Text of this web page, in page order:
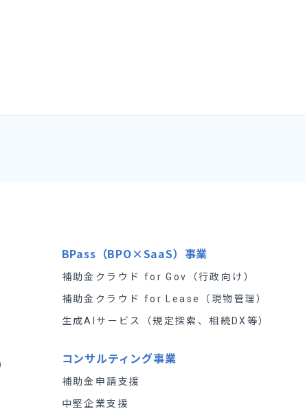
BPass（BPO×SaaS）事業
補助金クラウド for Gov（行政向け）
補助金クラウド for Lease（現物管理）
生成AIサービス（規定探索、相続DX等）
コンサルティング事業
補助金申請支援
中堅企業支援